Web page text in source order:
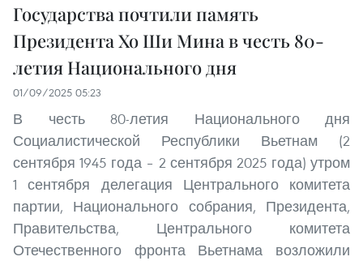
Государства почтили память
Президента Хо Ши Мина в честь 80-
летия Национального дня
01/09/2025 05:23
В честь 80-летия Национального дня
Социалистической Республики Вьетнам (2
сентября 1945 года – 2 сентября 2025 года) утром
1 сентября делегация Центрального комитета
партии, Национального собрания, Президента,
Правительства, Центрального комитета
Отечественного фронта Вьетнама возложили